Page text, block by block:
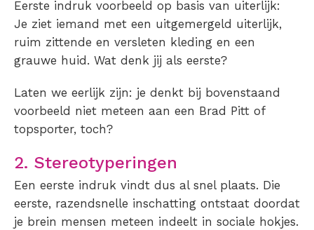
Eerste indruk voorbeeld op basis van uiterlijk:
Je ziet iemand met een uitgemergeld uiterlijk,
ruim zittende en versleten kleding en een
grauwe huid. Wat denk jij als eerste?
Laten we eerlijk zijn: je denkt bij bovenstaand
voorbeeld niet meteen aan een Brad Pitt of
topsporter, toch?
2. Stereotyperingen
Een eerste indruk vindt dus al snel plaats. Die
eerste, razendsnelle inschatting ontstaat doordat
je brein mensen meteen indeelt in sociale hokjes.